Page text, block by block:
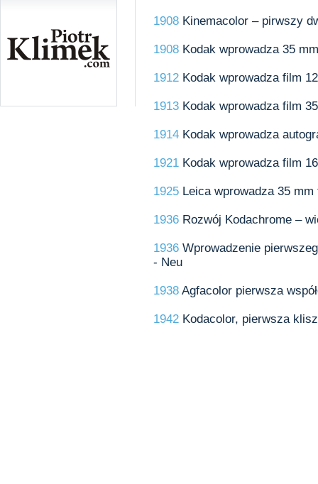
1908 Kinemacolor – pirwszy
1908 Kodak wprowadza 35
1912 Kodak wprowadza film
1913 Kodak wprowadza film
1914 Kodak wprowadza
1921 Kodak wprowadza film
1925 Leica wprowadza 35
1936 Rozwój Kodachrome –
1936 Wprowadzenie
- Neu
1938 Agfacolor pierwsza
1942 Kodacolor, pierwsza